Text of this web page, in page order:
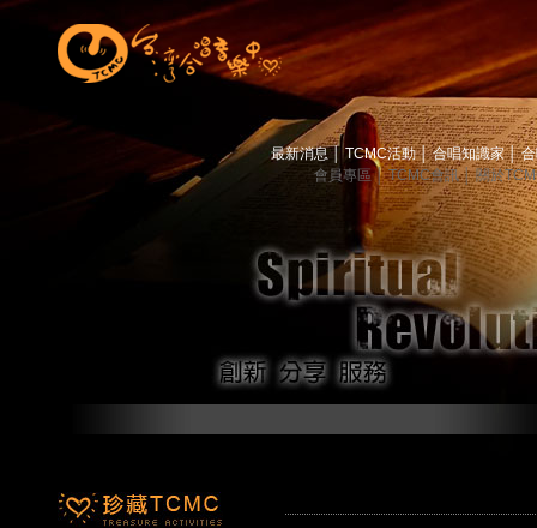
最新消息 TCMC活動│ 合唱知識家│
會員專區│ TCMC會訊│ 關於